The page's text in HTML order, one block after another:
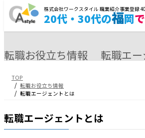
コ
ン
ツ
へ
ナ
ビ
シ
ョ
株式会社ワークスタイル 職業紹介事業登録
20代・30代の福岡で
転職お役立ち情報 転職エー
TOP
転職お役立ち情報
転職エージェントとは
転職エージェントとは